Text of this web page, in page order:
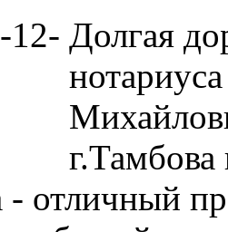
Долгая
отличный